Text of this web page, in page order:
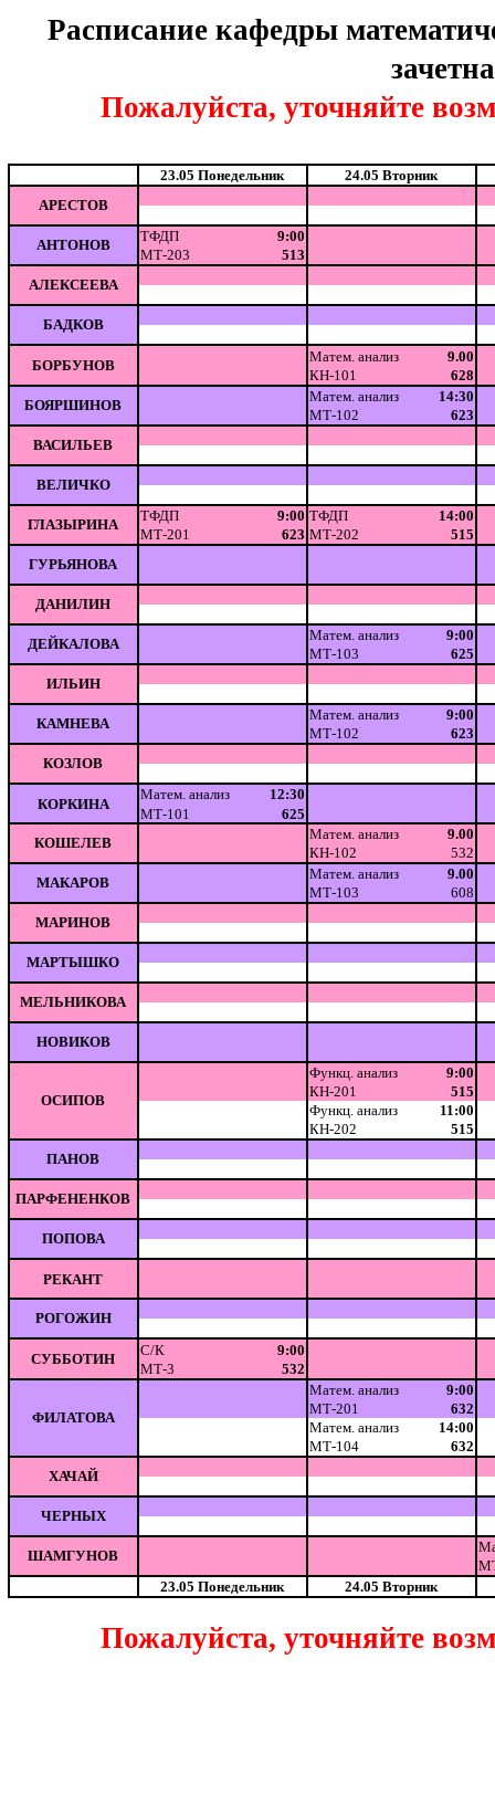
Расписание кафедры
Пожалуйста, уточняйте
23.05 Понедельник
24.05 Вторник
АРЕСТОВ
АНТОНОВ
ТФДП
9:00
МТ-203
513
АЛЕКСЕЕВА
БАДКОВ
БОРБУНОВ
Матем. анализ
9.00
КН-101
628
БОЯРШИНОВ
Матем. анализ
14:30
МТ-102
623
ВАСИЛЬЕВ
ВЕЛИЧКО
ГЛАЗЫРИНА
ТФДП 9:00 ТФДП
14:00
МТ-201
623 МТ-202
515
ГУРЬЯНОВА
ДАНИЛИН
ДЕЙКАЛОВА
Матем. анализ
9:00
МТ-103
625
ИЛЬИН
КАМНЕВА
Матем. анализ
9:00
МТ-102
623
КОЗЛОВ
КОРКИНА
Матем. анализ
12:30
МТ-101
625
КОШЕЛЕВ
Матем. анализ
9.00
КН-102
532
МАКАРОВ
Матем. анализ
9.00
МТ-103
608
МАРИНОВ
МАРТЫШКО
МЕЛЬНИКОВА
НОВИКОВ
ОСИПОВ
Функц. анализ
9:00
КН-201
515
Функц. анализ
11:00
КН-202
515
ПАНОВ
ПАРФЕНЕНКОВ
ПОПОВА
РЕКАНТ
РОГОЖИН
СУББОТИН
С/К
9:00
МТ-3
532
ФИЛАТОВА
Матем. анализ
9:00
МТ-201
632
Матем. анализ
14:00
МТ-104
632
ХАЧАЙ
ЧЕРНЫХ
ШАМГУНОВ
23.05 Понедельник
24.05 Вторник
Пожалуйста, уточняйте